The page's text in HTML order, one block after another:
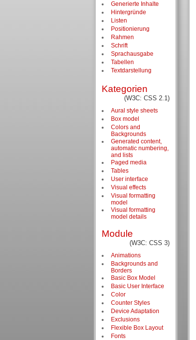
Generierte Inhalte
Hintergründe
Listen
Positionierung
Rahmen
Schrift
Sprachausgabe
Tabellen
Textdarstellung
Kategorien
(W3C: CSS 2.1)
Aural style sheets
Box model
Colors and
Backgrounds
Generated content,
automatic numbering,
and lists
Paged media
Tables
User interface
Visual effects
Visual formatting
model
Visual formatting
model details
Module
(W3C: CSS 3)
Animations
Backgrounds and
Borders
Basic Box Model
Basic User Interface
Color
Counter Styles
Device Adaptation
Exclusions
Flexible Box Layout
Fonts